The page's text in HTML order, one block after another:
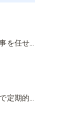
愛知県で防災工事を任せるなら経験と技術で安心を提供する老舗業者
名古屋市中川区で定期的な消防設備点検や整備はいざという時の命を守る安心管理